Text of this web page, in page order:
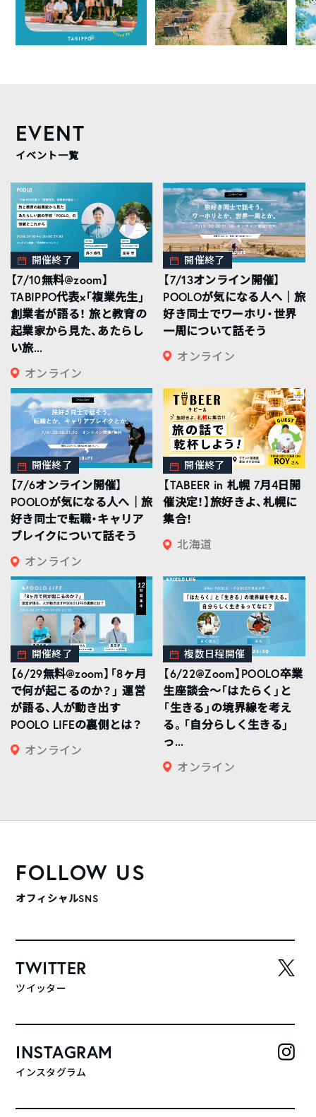
EVENT
イベント一覧
開催終了
【7/10無料@zoom】
TABIPPO代表×「複業先生」
創業者が語る！ 旅と教育の
起業家から見た、あたらし
い旅...
オンライン
開催終了
【7/13オンライン開催】
POOLOが気になる人へ｜旅
好き同士でワーホリ・世界
一周について話そう
オンライン
開催終了
【7/6オンライン開催】
POOLOが気になる人へ｜旅
好き同士で転職・キャリア
ブレイクについて話そう
オンライン
開催終了
【TABEER in 札幌 7月4日開
催決定！】旅好きよ、札幌に
集合！
北海道
開催終了
【6/29無料@zoom】「8ヶ月
で何が起こるのか？」 運営
が語る、人が動き出す
POOLO LIFEの裏側とは？
オンライン
複数日程開催
【6/22@Zoom】POOLO卒業
生座談会〜「はたらく」と
「生きる」の境界線を考え
る。「自分らしく生きる」
っ...
オンライン
FOLLOW US
オフィシャルSNS
TWITTER
ツイッター
INSTAGRAM
インスタグラム